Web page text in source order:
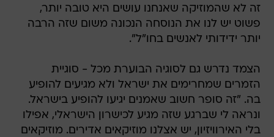
זה לא שהמוזיקה שאנחנו עושים היא טובה יותר,
פשוט יש לנו את הנוסחה הנכונה משום שזה הרבה
יותר ידידותי לאנשים בחו"ל".
הצמד נדרש גם לסוגיה הבוערת מכל - סוגיית
הזמרים שמחרימים את ישראל ולא מגיעים להופיע
בה. "זה סופר חשוב שאמנים יגיעו להופיע בישראל.
ונראה לי שברגע שזה מגיע לכישרון הישראלי, אפילו
בלי האירוויזיון, יש אצלנו מוזיקאים אדירים. מוזיקאים